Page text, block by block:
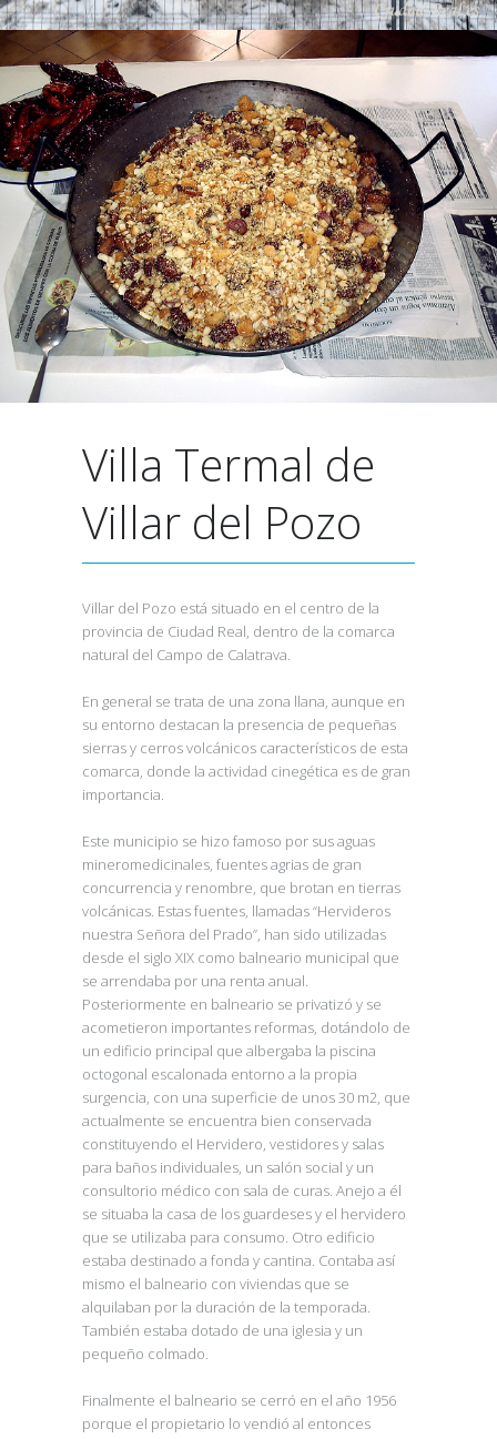
Villa Termal de
Villar del Pozo
Villar del Pozo está situado en el centro de la
provincia de Ciudad Real, dentro de la comarca
natural del Campo de Calatrava.
En general se trata de una zona llana, aunque en
su entorno destacan la presencia de pequeñas
sierras y cerros volcánicos característicos de esta
comarca, donde la actividad cinegética es de gran
importancia.
Este municipio se hizo famoso por sus aguas
mineromedicinales, fuentes agrias de gran
concurrencia y renombre, que brotan en tierras
volcánicas. Estas fuentes, llamadas “Hervideros
nuestra Señora del Prado”, han sido utilizadas
desde el siglo XIX como balneario municipal que
se arrendaba por una renta anual.
Posteriormente en balneario se privatizó y se
acometieron importantes reformas, dotándolo de
un edificio principal que albergaba la piscina
octogonal escalonada entorno a la propia
surgencia, con una superficie de unos 30 m2, que
actualmente se encuentra bien conservada
constituyendo el Hervidero, vestidores y salas
para baños individuales, un salón social y un
consultorio médico con sala de curas. Anejo a él
se situaba la casa de los guardeses y el hervidero
que se utilizaba para consumo. Otro edificio
estaba destinado a fonda y cantina. Contaba así
mismo el balneario con viviendas que se
alquilaban por la duración de la temporada.
También estaba dotado de una iglesia y un
pequeño colmado.
Finalmente el balneario se cerró en el año 1956
porque el propietario lo vendió al entonces